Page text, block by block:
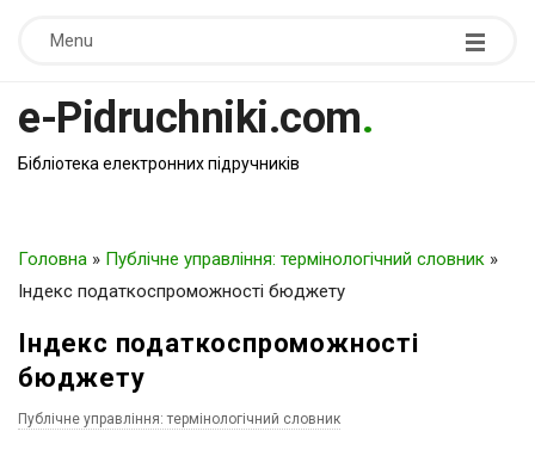
Menu
e-Pidruchniki.com.
Бібліотека електронних підручників
Головна » Публічне управління: термінологічний словник »
Індекс податкоспроможності бюджету
Індекс податкоспроможності
бюджету
Публічне управління: термінологічний словник